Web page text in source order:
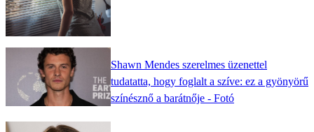
Shawn Mendes szerelmes üzenettel
tudatatta, hogy foglalt a szíve: ez a gyönyörű
színésznő a barátnője - Fotó